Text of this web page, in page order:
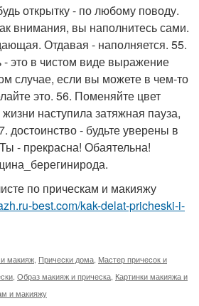
открытку - по любому поводу.
внимания, вы наполнитесь сами.
Отдавая - наполняется. 55.
- это в чистом виде выражение
случае, если вы можете в чем-то
это. 56. Поменяйте цвет
наступила затяжная пауза,
достоинство - будьте уверены в
- прекрасна! Обаятельна!
по прическам и макияжу
best.com/kak-delat-pricheski-i-
макияж Прически дома Мастер причесок и
Образ макияж и прическа Картинки макияжа и
и макияжу